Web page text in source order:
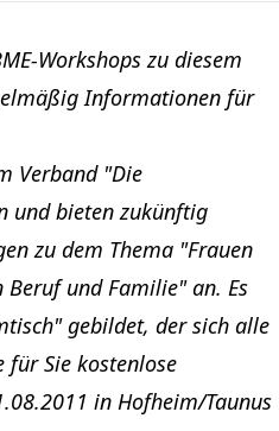
Workshops zu diesem
Informationen für
Verband "Die
und bieten zukünftig
zu dem Thema "Frauen
und Familie" an. Es
gebildet, der sich alle
Sie kostenlose
in Hofheim/Taunus